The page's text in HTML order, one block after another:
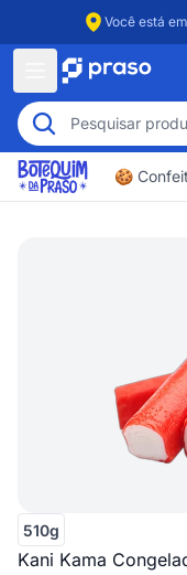
Você está em
🍪
510g
Kani Kama